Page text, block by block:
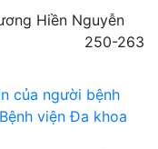
Hiền Nguyễn
250-263
của người bệnh
viện Đa khoa